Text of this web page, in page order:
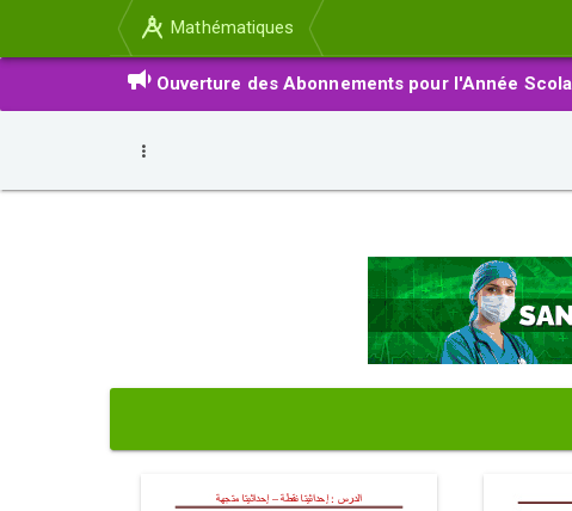
Mathématiques
Ouverture des Abonnements pour l'Année